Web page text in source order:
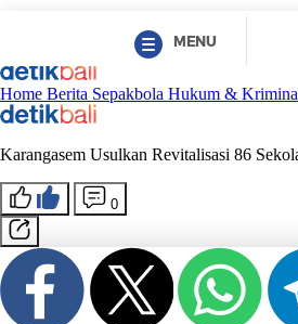
MENU
Home Berita Sepakbola Hukum &
Karangasem Usulkan Revitalisasi 86
0